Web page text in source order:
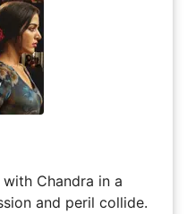
Chandra in a
and peril collide.